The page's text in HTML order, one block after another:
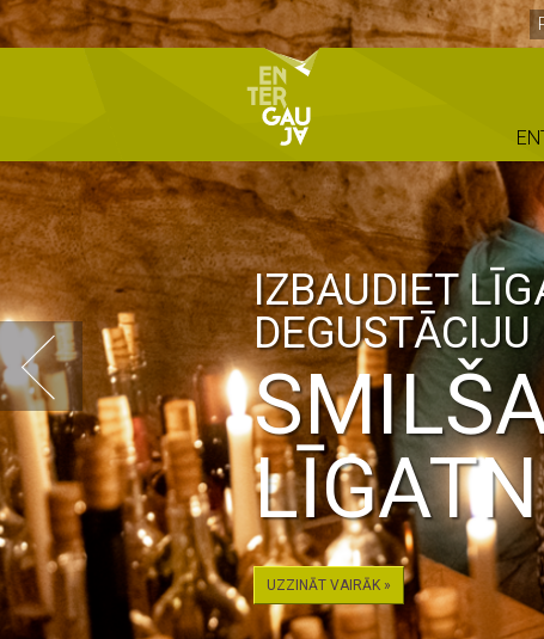
IZBAUDIET
DEGUSTĀCIJU
UZZINĀT VAIRĀK »